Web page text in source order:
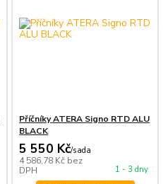
Příčníky ATERA Signo RTD ALU
BLACK
5 550 Kč/sada
4 586,78 Kč bez
DPH
1 - 3 dny